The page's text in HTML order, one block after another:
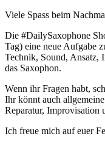
Viele Spass beim
Die #DailySaxophone
Tag) eine neue Aufgabe
Technik, Sound, Ansatz,
das Saxophon.
Wenn ihr Fragen habt,
Ihr könnt auch
Reparatur, Improvisation
Ich freue mich auf euer